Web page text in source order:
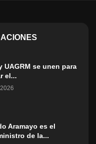
UAGRM se unen para
el...
Aramayo es el
de la...